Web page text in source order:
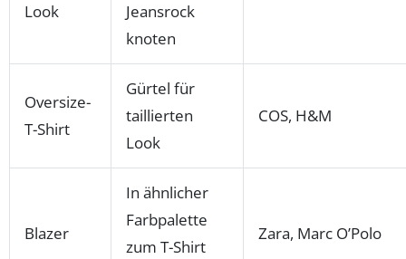
Look
Jeansrock
knoten
Oversize-
T-Shirt
Gürtel für
taillierten
Look
COS, H&M
Blazer
In ähnlicher
Farbpalette
zum T-Shirt
Zara, Marc O’Polo